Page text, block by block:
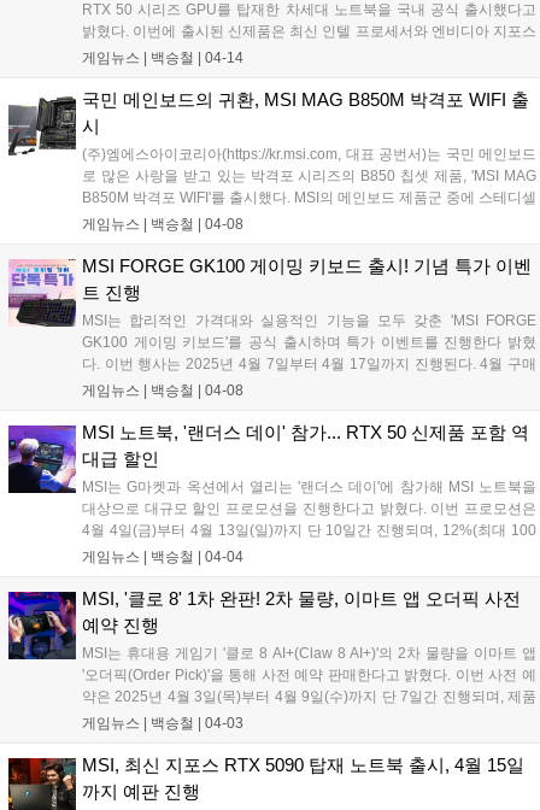
RTX 50 시리즈 GPU를 탑재한 차세대 노트북을 국내 공식 출시했다고
밝혔다. 이번에 출시된 신제품은 최신 인텔 프로세서와 엔비디아 지포스
RTX 50 시리즈 GPU를 탑재해 고사양 게임은 물론, 영상 편집, AI 기반
는 데스크톱급 성능의 하이엔드 노트북 '타이탄(Titan) 시리즈'와 엔지니
어 및 크리에이터에게 최적화된 '벡터(Vector) 시리즈', 얇고 가벼운 설계
로 휴대성과 성능을 모두 갖춘 '스텔스(Stealth) 시리즈' 등 다양한 사용자
층을 겨냥한 제품군을 선보인다....
게임뉴스 | 백승철 04-14
국민 메인보드의 귀환, MSI MAG B850M 박격포 WIFI 출
시
(주)엠에스아이코리아(https://kr.msi.com, 대표 공번서)는 국민 메인보드
로 많은 사랑을 받고 있는 박격포 시리즈의 B850 칩셋 제품, 'MSI MAG
B850M 박격포 WIFI'를 출시했다. MSI의 메인보드 제품군 중에 스테디셀
러인 박격포 시리즈는 탄탄한 전원부를 기반으로 하는 국민 메인보드로,
규격의 제품이다. 또한 총 15페이즈의 튼튼한 전원부, 조립 편의성을 위
한 EZ PCIE 릴리즈, EZ 안테나 등의 기능을 갖추었으며 Wi-Fi 7과
5Gbps 랜으로 무장하여 폭넓은 네트워크 경험까지 제공한다....
게임뉴스 | 백승철 04-08
MSI FORGE GK100 게이밍 키보드 출시! 기념 특가 이벤
트 진행
MSI는 합리적인 가격대와 실용적인 기능을 모두 갖춘 'MSI FORGE
GK100 게이밍 키보드'를 공식 출시하며 특가 이벤트를 진행한다 밝혔
다. 이번 행사는 2025년 4월 7일부터 4월 17일까지 진행된다. 4월 구매
자들은 2025년 5월 15일까지 이벤트를 신청할 수 있으며 이벤트 대상
밍 마우스, MSI FORGE M200 무선 마우스, MSI FORCE GC300 무선
게이밍 컨트롤러가 포함된다....
게임뉴스 | 백승철 04-08
MSI 노트북, '랜더스 데이' 참가... RTX 50 신제품 포함 역
대급 할인
MSI는 G마켓과 옥션에서 열리는 '랜더스 데이'에 참가해 MSI 노트북을
대상으로 대규모 할인 프로모션을 진행한다고 밝혔다. 이번 프로모션은
4월 4일(금)부터 4월 13일(일)까지 단 10일간 진행되며, 12%(최대 100
만 원) 선택 쿠폰과 최대 8%(최대 8만 원) 중복 쿠폰, 5%(최대 10만 원)
수 있다. 특히, 이번 프로모션에는 최신 RTX 50 시리즈 그래픽이 탑재된
신제품도 포함되어 있어, 최신 하이엔드 노트북을 더욱 합리적인 가격에
구매할 수 있는 절호의 기회다....
게임뉴스 | 백승철 04-04
MSI, '클로 8' 1차 완판! 2차 물량, 이마트 앱 오더픽 사전
예약 진행
MSI는 휴대용 게임기 '클로 8 AI+(Claw 8 AI+)'의 2차 물량을 이마트 앱
'오더픽(Order Pick)'을 통해 사전 예약 판매한다고 밝혔다. 이번 사전 예
약은 2025년 4월 3일(목)부터 4월 9일(수)까지 단 7일간 진행되며, 제품
은 전국 일렉트로마트 전지점에서 수령 가능하다. 1인당 1대 구매 가능
부터 예약 시 지정한 일렉트로마트 지점에서 가능하다....
게임뉴스 | 백승철 04-03
MSI, 최신 지포스 RTX 5090 탑재 노트북 출시, 4월 15일
까지 예판 진행